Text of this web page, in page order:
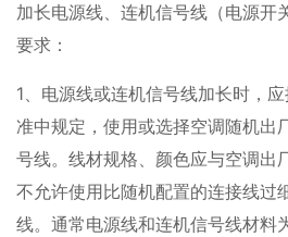
加长电源线、连机信号线（电源开
要求：
1、电源线或连机信号线加长时，
准中规定，使用或选择空调随机出
号线。线材规格、颜色应与空调出
不允许使用比随机配置的连接线过
线。通常电源线和连机信号线材料